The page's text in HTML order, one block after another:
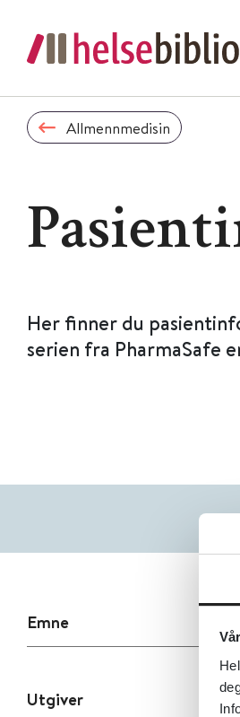
Allmennmedisin
Her finner du
serien fra PharmaSafe
Emne
Utgiver